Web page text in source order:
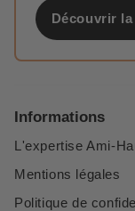
Découvrir
Informations
L'expertise Ami-
Mentions légales
Politique de